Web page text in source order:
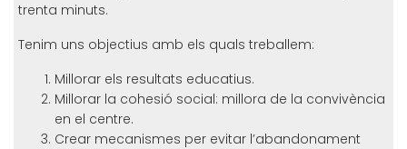
trenta minuts.
Tenim uns objectius amb els quals treballem:
Millorar els resultats educatius.
Millorar la cohesió social: millora de la convivència
en el centre.
Crear mecanismes per evitar l’abandonament